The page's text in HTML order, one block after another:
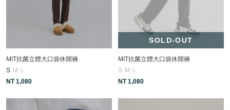
MIT抗菌立體大口袋休閒褲
S M
L
NT 1,080
SOLD-OUT
MIT抗菌立體大口袋休閒褲
S M
L
NT 1,080